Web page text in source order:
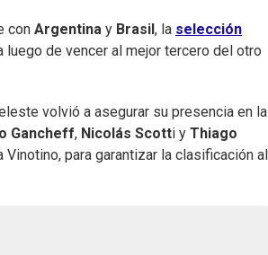
con Argentina y Brasil , la selección
luego de vencer al mejor tercero del otro
volvió a asegurar su presencia en la
Gancheff, Nicolás Scotti y Thiago
Vinotino, para garantizar la clasificación al